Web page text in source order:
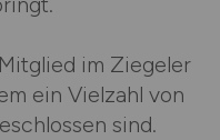
im Ziegeler
ein Vielzahl von
sind.